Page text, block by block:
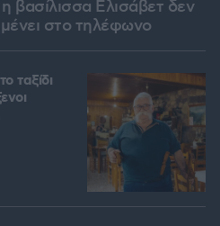
Ελισάβετ δεν
στο τηλέφωνο
ταξίδι